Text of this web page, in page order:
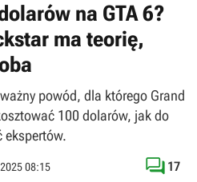
na GTA 6?
ma teorię,
powód, dla którego Grand
100 dolarów, jak do
ekspertów.
08:15  17